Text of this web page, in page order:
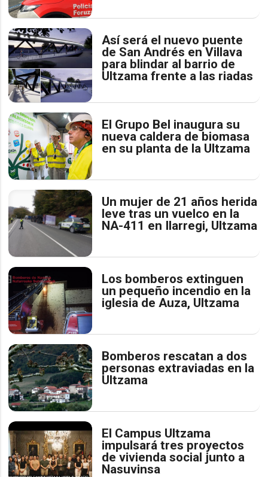
Así será el nuevo puente
de San Andrés en Villava
para blindar al barrio de
Ultzama frente a las riadas
El Grupo Bel inaugura su
nueva caldera de biomasa
en su planta de la Ultzama
Un mujer de 21 años herida
leve tras un vuelco en la
NA-411 en Ilarregi, Ultzama
Los bomberos extinguen
un pequeño incendio en la
iglesia de Auza, Ultzama
Bomberos rescatan a dos
personas extraviadas en la
Ultzama
El Campus Ultzama
impulsará tres proyectos
de vivienda social junto a
Nasuvinsa